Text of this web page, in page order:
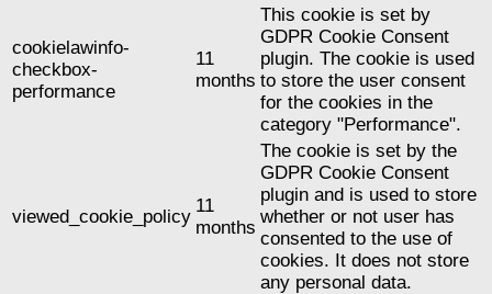
cookielawinfo-
checkbox-
performance
11
months
This cookie is set by
GDPR Cookie Consent
plugin. The cookie is used
to store the user consent
for the cookies in the
category "Performance".
viewed_cookie_policy
11
months
The cookie is set by the
GDPR Cookie Consent
plugin and is used to store
whether or not user has
consented to the use of
cookies. It does not store
any personal data.